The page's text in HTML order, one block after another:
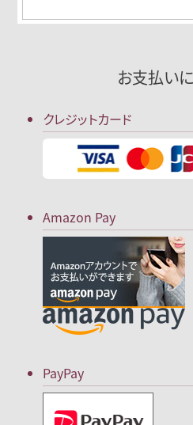
お支払い
クレジットカード
Amazon Pay
PayPay